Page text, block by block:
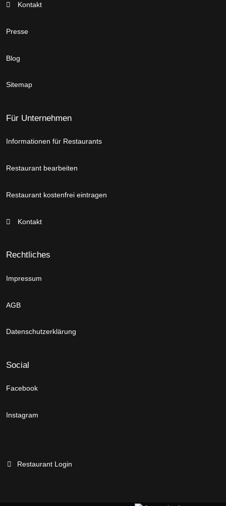
Kontakt
Presse
Blog
Sitemap
Für Unternehmen
Informationen für Restaurants
Restaurant bearbeiten
Restaurant kostenfrei eintragen
Kontakt
Rechtliches
Impressum
AGB
Datenschutzerklärung
Social
Facebook
Instagram
Restaurant Login